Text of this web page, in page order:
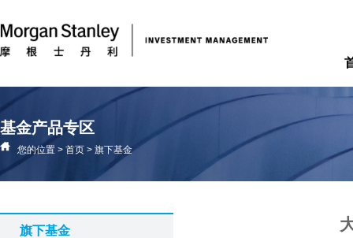
基金产品专区
您的位置 > 首页 > 旗下基金
旗下基金